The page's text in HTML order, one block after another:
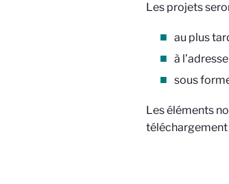
Les projets
au plus
à l’adresse
sous
Les éléments
téléchargement